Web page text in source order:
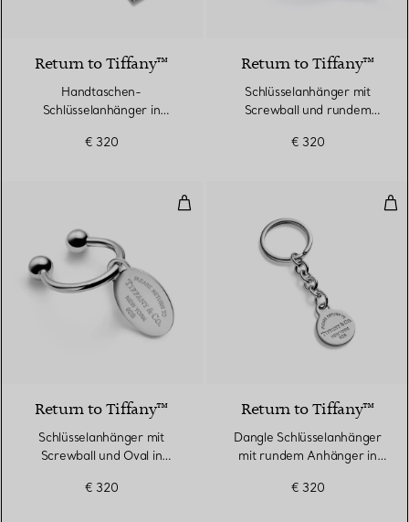
Return to Tiffany™
Handtaschen-
Schlüsselanhänger in
€ 320
Return to Tiffany™
Schlüsselanhänger mit
Screwball und rundem
€ 320
Schlüsselanhänger mit
Return to Tiffany™
Schlüsselanhänger mit
Screwball und Oval in
€ 320
Return to Tiffany™
Dangle Schlüsselanhänger
mit rundem Anhänger in
€ 320